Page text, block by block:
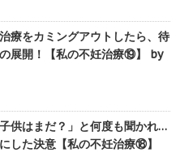
療をカミングアウトしたら、待
展開！【私の不妊治療⑲】 by
供はまだ？」と何度も聞かれ…
した決意【私の不妊治療⑱】